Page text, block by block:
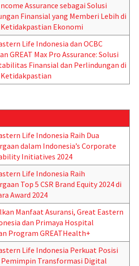
Assurance sebagai Solusi
Finansial yang Memberi Lebih di
Ekonomi
Life Indonesia dan OCBC
GREAT Max Pro Assurance: Solusi
Finansial dan Perlindungan di
Life Indonesia Raih Dua
dalam Indonesia’s Corporate
Initiatives 2024
Life Indonesia Raih
Top 5 CSR Brand Equity 2024 di
Award 2024
Manfaat Asuransi, Great Eastern
dan Primaya Hospital
Program GREATHealth+
Life Indonesia Perkuat Posisi
Pemimpin Transformasi Digital